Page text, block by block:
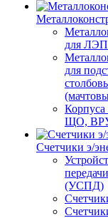
для ЛЭП
для
ЩО,
Счетчики э/
(УСПД)